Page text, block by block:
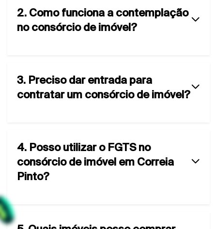
2. Como funciona a contemplação
no consórcio de imóvel?
3. Preciso dar entrada para
contratar um consórcio de imóvel?
4. Posso utilizar o FGTS no
consórcio de imóvel em Correia
Pinto?